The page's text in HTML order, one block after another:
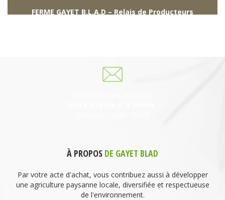
FERME GAYET B.L.A.D – Relais de Producteurs
À PROPOS DE GAYET BLAD
Par votre acte d'achat, vous contribuez aussi à développer
une agriculture paysanne locale, diversifiée et respectueuse
de l'environnement.